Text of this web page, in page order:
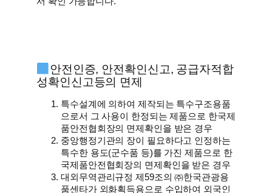
안전인증, 안전확인신고, 공급자적합
성확인신고등의 면제
특수설계에 의하여 제작되는 특수구조용품
으로서 그 사용이 한정되는 제품으로 한국제
품안전협회장의 면제확인을 받은 경우
중앙행정기관의 장이 필요하다고 인정하는
특수한 용도(군수품 등)를 가진 제품으로 한
국제품안전협회장의 면제확인을 받은 경우
대외무역관리규정 제59조의 ㈜한국관광용
품센타가 외화획득용으로 수입하여 외국인